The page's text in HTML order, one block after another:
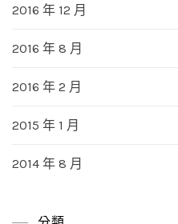
2016 年 12 月
2016 年 8 月
2016 年 2 月
2015 年 1 月
2014 年 8 月